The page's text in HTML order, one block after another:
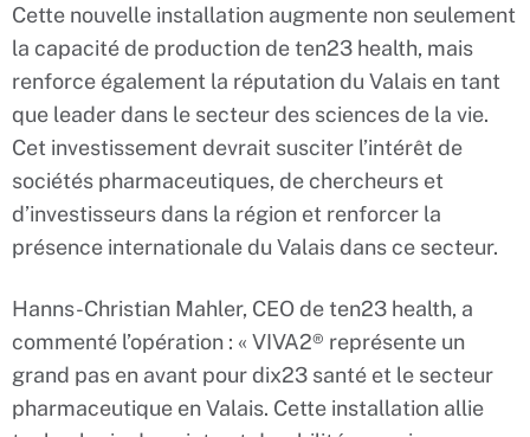
Cette nouvelle installation augmente non seulement
la capacité de production de ten23 health, mais
renforce également la réputation du Valais en tant
que leader dans le secteur des sciences de la vie.
Cet investissement devrait susciter l’intérêt de
sociétés pharmaceutiques, de chercheurs et
d’investisseurs dans la région et renforcer la
présence internationale du Valais dans ce secteur.
Hanns-Christian Mahler, CEO de ten23 health, a
commenté l’opération : « VIVA2® représente un
grand pas en avant pour dix23 santé et le secteur
pharmaceutique en Valais. Cette installation allie